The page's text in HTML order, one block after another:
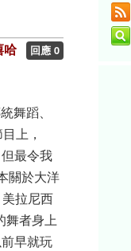
哈 回應 0
舞蹈、
上，
最令我
關於大洋
拉尼西
舞者身上
早就玩